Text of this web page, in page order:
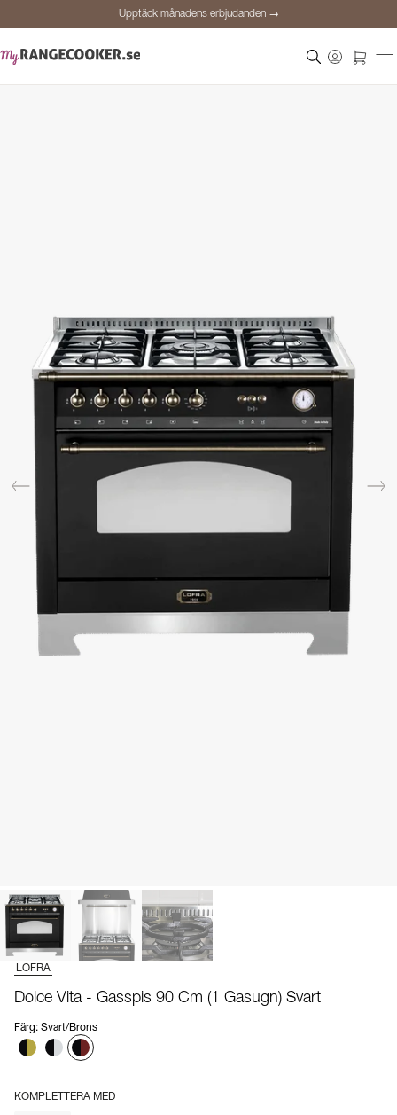
Upptäck månadens erbjudanden →
LOFRA
Dolce Vita - Gasspis 90 Cm (1 Gasugn) Svart
Färg: Svart/Brons
KOMPLETTERA MED